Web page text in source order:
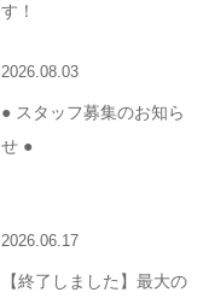
す！
2026.08.03
● スタッフ募集のお知ら
せ ●
2026.06.17
【終了しました】最大の